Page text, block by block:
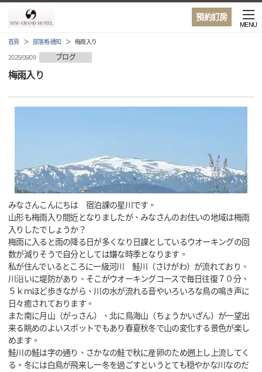
預約訂房
MENU
首頁 部落格·通知 梅雨入り
2025/06/09 ブログ
梅雨入り
みなさんこんにちは 宿泊課の星川です。
山形も梅雨入り間近となりましたが、みなさんのお住いの地域は梅雨
入りしたでしょうか？
梅雨に入ると雨の降る日が多くなり日課としているウオーキングの回
数が減りそうで自分としては嫌な時季となります。
私が住んでいるところに一級河川 鮭川（さけがわ）が流れており、
川沿いに堤防があり、そこがウオーキングコースで毎日往復７０分、
５ｋｍほど歩きながら、川の水が流れる音やいろいろな鳥の鳴き声に
日々癒されております。
また南に月山（がっさん）、北に鳥海山（ちょうかいざん）が一望出
来る眺めのよいスポットでもあり春夏秋冬で山の変化する景色が楽し
めます。
鮭川の鮭は字の通り、さかなの鮭で秋に産卵のため遡上し上流してく
る。冬には白鳥が飛来し一冬を過ごすというとても穏やかな川なのだ